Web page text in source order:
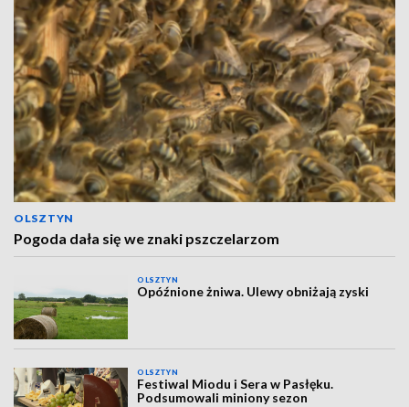
OLSZTYN
Pogoda dała się we znaki pszczelarzom
OLSZTYN
Opóźnione żniwa. Ulewy obniżają zyski
OLSZTYN
Festiwal Miodu i Sera w Pasłęku.
Podsumowali miniony sezon